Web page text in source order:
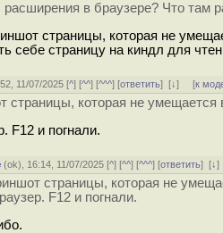
в браузере? Что там
страницы, которая не
себе страницу на киндл для
11/07/2025 [^] [^^] [^^^] [ответить][↓] [к
страницы, которая не умещается
F12 и погнали.
(ok), 16:14, 11/07/2025 [^] [^^] [^^^] [ответить][↓
страницы, которая не
F12 и погнали.